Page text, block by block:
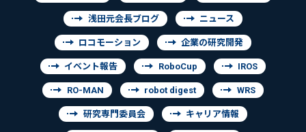
浅田元会長ブログ ニュース
ロコモーション 企業の研究開発
イベント報告 RoboCup IROS
RO-MAN robot digest WRS
研究専門委員会 キャリア情報